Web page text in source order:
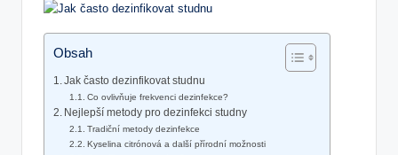
Obsah
Jak často dezinfikovat studnu
Co ovlivňuje frekvenci dezinfekce?
Nejlepší metody pro dezinfekci studny
Tradiční metody dezinfekce
Kyselina citrónová a další přírodní možnosti